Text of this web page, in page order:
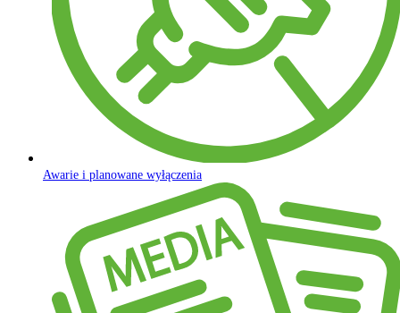
Awarie i planowane wyłączenia